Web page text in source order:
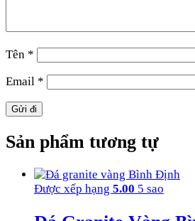
Tên *
Email *
Sản phẩm tương tự
Được xếp hạng 5.00 5 sao